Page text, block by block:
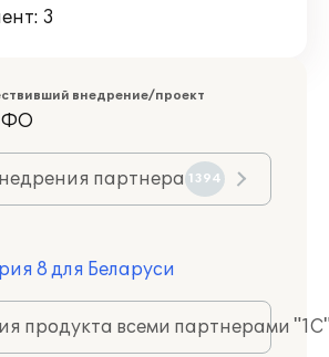
3
внедрение/проект
партнера 1394
8 для Беларуси
продукта всеми партнерами